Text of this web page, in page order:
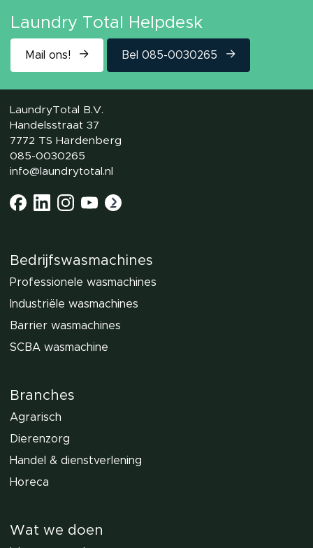
Laundry Total Helpdesk
Mail ons! Bel 085-0030265
LaundryTotal B.V.
Handelsstraat 37
7772 TS Hardenberg
085-0030265
info@laundrytotal.nl
Bedrijfswasmachines
Professionele wasmachines
Industriële wasmachines
Barrier wasmachines
SCBA wasmachine
Branches
Agrarisch
Dierenzorg
Handel & dienstverlening
Horeca
Wat we doen